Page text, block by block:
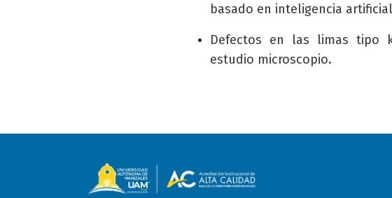
basado en inteligencia
Defectos en las limas tipo
estudio microscopio.